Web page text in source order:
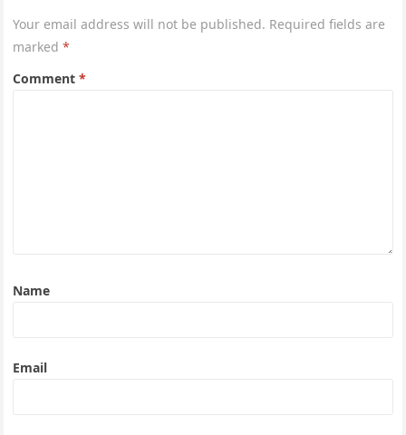
Your email address will not be published. Required fields are
marked*
Comment*
Name
Email